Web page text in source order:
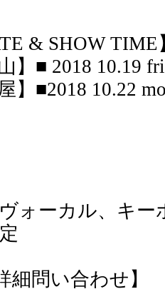
& SHOW
】■ 2018 10.19
】■2018 10.22
ォーカル、キー
細問い合わせ】